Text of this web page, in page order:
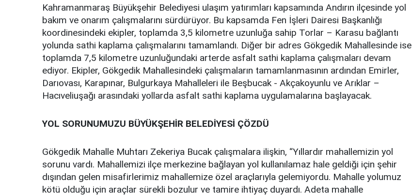
Kahramanmaraş Büyükşehir Belediyesi ulaşım yatırımları kapsamında Andırın ilçesinde yol
bakım ve onarım çalışmalarını sürdürüyor. Bu kapsamda Fen İşleri Dairesi Başkanlığı
koordinesindeki ekipler, toplamda 3,5 kilometre uzunluğa sahip Torlar – Karasu bağlantı
yolunda sathi kaplama çalışmalarını tamamlandı. Diğer bir adres Gökgedik Mahallesinde ise
toplamda 7,5 kilometre uzunluğundaki arterde asfalt sathi kaplama çalışmaları devam
ediyor. Ekipler, Gökgedik Mahallesindeki çalışmaların tamamlanmasının ardından Emirler,
Darıovası, Karapınar, Bulgurkaya Mahalleleri ile Beşbucak - Akçakoyunlu ve Arıklar –
Hacıveliuşağı arasındaki yollarda asfalt sathi kaplama uygulamalarına başlayacak.
YOL SORUNUMUZU BÜYÜKŞEHİR BELEDİYESİ ÇÖZDÜ
Gökgedik Mahalle Muhtarı Zekeriya Bucak çalışmalara ilişkin, “Yıllardır mahallemizin yol
sorunu vardı. Mahallemizi ilçe merkezine bağlayan yol kullanılamaz hale geldiği için şehir
dışından gelen misafirlerimiz mahallemize özel araçlarıyla gelemiyordu. Mahalle yolumuz
kötü olduğu için araçlar sürekli bozulur ve tamire ihtiyaç duyardı. Adeta mahalle